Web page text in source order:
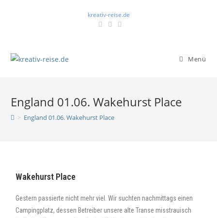
kreativ-reise.de
Menü
England 01.06. Wakehurst Place
> England 01.06. Wakehurst Place
Wakehurst Place
Gestern passierte nicht mehr viel. Wir suchten nachmittags einen
Campingplatz, dessen Betreiber unsere alte Transe misstrauisch